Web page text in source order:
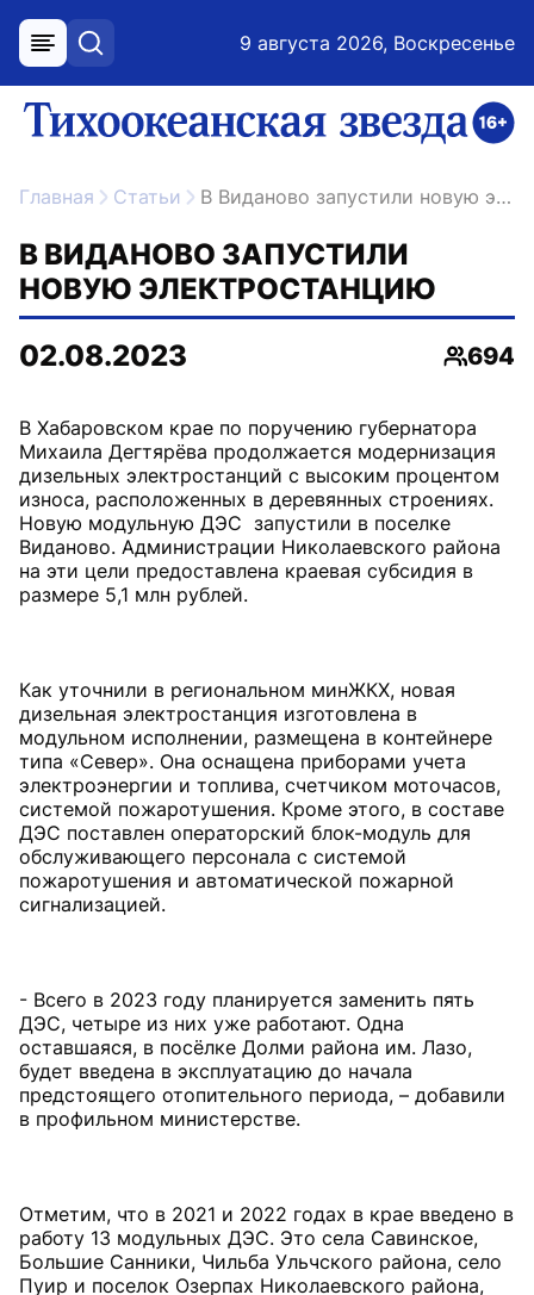
меню поиск 9 августа 2026, Воскресенье
ссылка на главную
Главная Статьи В Виданово запустили новую электростанцию
В ВИДАНОВО ЗАПУСТИЛИ
НОВУЮ ЭЛЕКТРОСТАНЦИЮ
02.08.2023
694
В Хабаровском крае по поручению губернатора
Михаила Дегтярёва продолжается модернизация
дизельных электростанций с высоким процентом
износа, расположенных в деревянных строениях.
Новую модульную ДЭС запустили в поселке
Виданово. Администрации Николаевского района
на эти цели предоставлена краевая субсидия в
размере 5,1 млн рублей.
Как уточнили в региональном минЖКХ, новая
дизельная электростанция изготовлена в
модульном исполнении, размещена в контейнере
типа «Север». Она оснащена приборами учета
электроэнергии и топлива, счетчиком моточасов,
системой пожаротушения. Кроме этого, в составе
ДЭС поставлен операторский блок-модуль для
обслуживающего персонала с системой
пожаротушения и автоматической пожарной
сигнализацией.
- Всего в 2023 году планируется заменить пять
ДЭС, четыре из них уже работают. Одна
оставшаяся, в посёлке Долми района им. Лазо,
будет введена в эксплуатацию до начала
предстоящего отопительного периода, – добавили
в профильном министерстве.
Отметим, что в 2021 и 2022 годах в крае введено в
работу 13 модульных ДЭС. Это села Савинское,
Большие Санники, Чильба Ульчского района, село
Пуир и поселок Озерпах Николаевского района,